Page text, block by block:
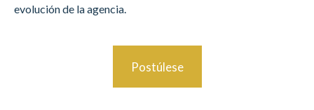
evolución de la agencia.
Postúlese